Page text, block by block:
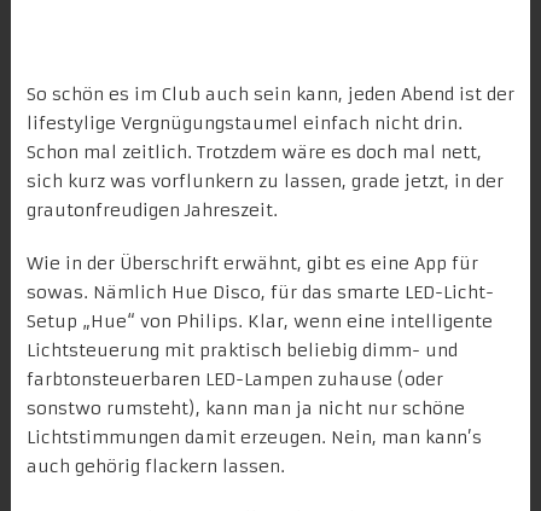
So schön es im Club auch sein kann, jeden Abend ist der
lifestylige Vergnügungstaumel einfach nicht drin.
Schon mal zeitlich. Trotzdem wäre es doch mal nett,
sich kurz was vorflunkern zu lassen, grade jetzt, in der
grautonfreudigen Jahreszeit.
Wie in der Überschrift erwähnt, gibt es eine App für
sowas. Nämlich Hue Disco, für das smarte LED-Licht-
Setup „Hue“ von Philips. Klar, wenn eine intelligente
Lichtsteuerung mit praktisch beliebig dimm- und
farbtonsteuerbaren LED-Lampen zuhause (oder
sonstwo rumsteht), kann man ja nicht nur schöne
Lichtstimmungen damit erzeugen. Nein, man kann’s
auch gehörig flackern lassen.